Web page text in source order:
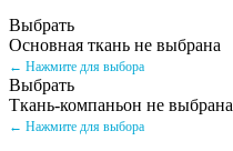
Выбрать
Основная ткань не выбрана
← Нажмите для выбора
Выбрать
Ткань-компаньон не выбрана
← Нажмите для выбора